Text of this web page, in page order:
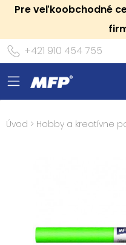
Pre veľkoobchodné
+421 910 454 755
Úvod > Hobby a kreatívne